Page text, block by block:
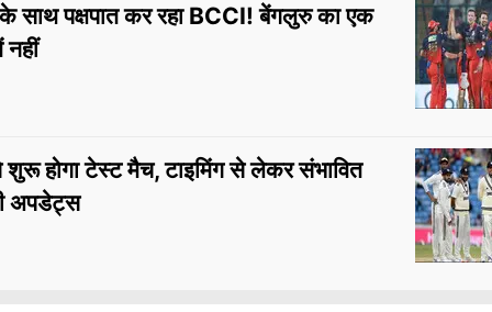
साथ पक्षपात कर रहा BCCI! बेंगलुरु का एक
होगा टेस्ट मैच, टाइमिंग से लेकर संभावित
अपडेट्स